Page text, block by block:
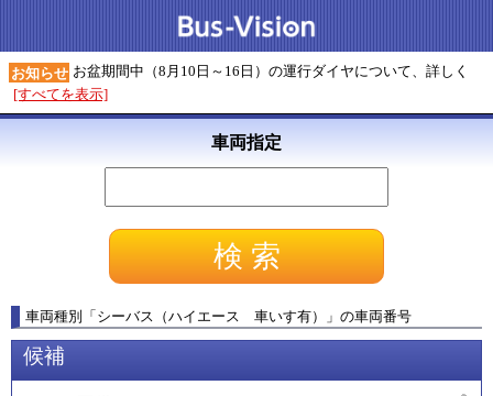
お知らせ お盆期間中（8月10日～16日）の運行ダイヤについて、詳しく
[すべてを表示]
車両指定
車両種別 「シーバス（ハイエース 車いす有） 」 の車両番号
候補